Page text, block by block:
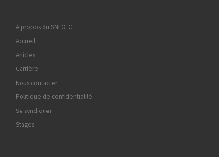
À propos du SNFOLC
Accueil
Articles
Carrière
Nous contacter
Politique de confidentialité
Se syndiquer
Stages